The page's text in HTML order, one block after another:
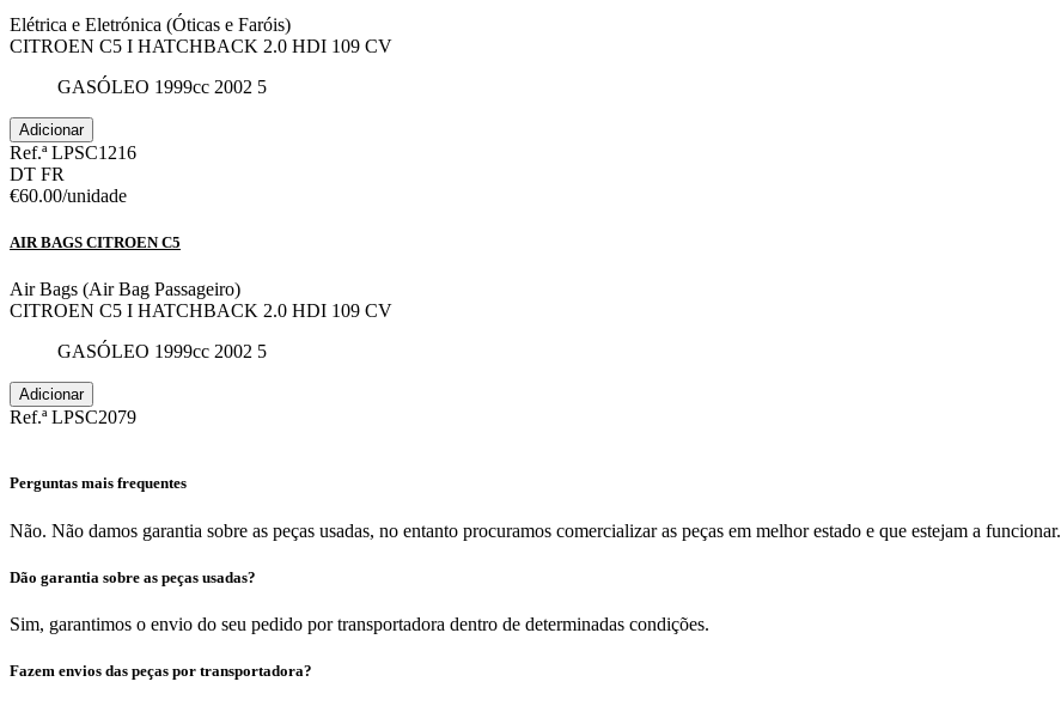
Elétrica e Eletrónica (Óticas e Faróis)
CITROEN C5 I HATCHBACK 2.0 HDI 109 CV
GASÓLEO 1999cc 2002 5
Adicionar
Ref.ª LPSC1216
DT FR
€60.00/unidade
AIR BAGS CITROEN C5
Air Bags (Air Bag Passageiro)
CITROEN C5 I HATCHBACK 2.0 HDI 109 CV
GASÓLEO 1999cc 2002 5
Adicionar
Ref.ª LPSC2079
Perguntas mais frequentes
Não. Não damos garantia sobre as peças usadas, no entanto procuramos comercializar as peças em melhor estado e que estejam a funcionar.
Dão garantia sobre as peças usadas?
Sim, garantimos o envio do seu pedido por transportadora dentro de determinadas condições.
Fazem envios das peças por transportadora?